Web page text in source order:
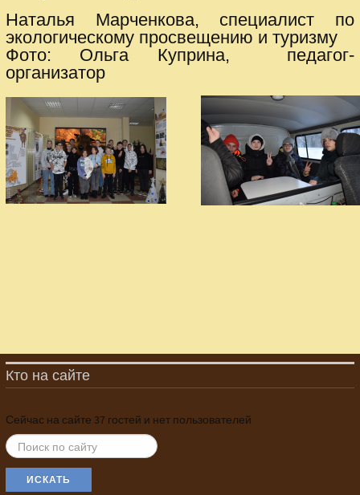
Наталья Марченкова, специалист по
экологическому просвещению и туризму
Фото: Ольга Куприна, педагог-
организатор
Кто на сайте
Сейчас на сайте 37 гостей и нет пользователей
ИСКАТЬ...
ИСКАТЬ